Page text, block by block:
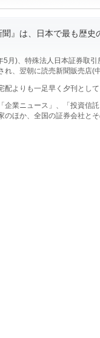
聞』は、日本で最も歴
月)、特殊法人日本証券取
れ、翌朝に読売新聞販売店(
配よりも一足早く夕刊として
企業ニュース」、「投資信
のほか、全国の証券会社と